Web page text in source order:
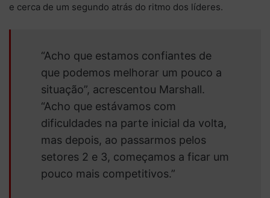
e cerca de um segundo atrás do ritmo dos líderes.
“Acho que estamos confiantes de
que podemos melhorar um pouco a
situação”, acrescentou Marshall.
“Acho que estávamos com
dificuldades na parte inicial da volta,
mas depois, ao passarmos pelos
setores 2 e 3, começamos a ficar um
pouco mais competitivos.”